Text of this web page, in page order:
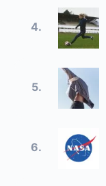
4.
5.
6.